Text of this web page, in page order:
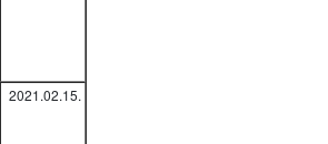
2021.02.15.